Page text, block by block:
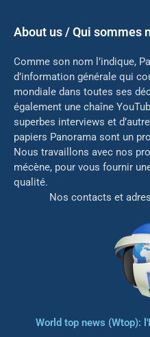
About us / Qui sommes
Comme son nom l’indique,
d’information générale qui
mondiale dans toutes ses
également une chaîne
superbes interviews et
papiers Panorama sont un
Nous travaillons avec nos
mécène, pour vous fournir
qualité.
Nos contacts et
World top news (Wtop):